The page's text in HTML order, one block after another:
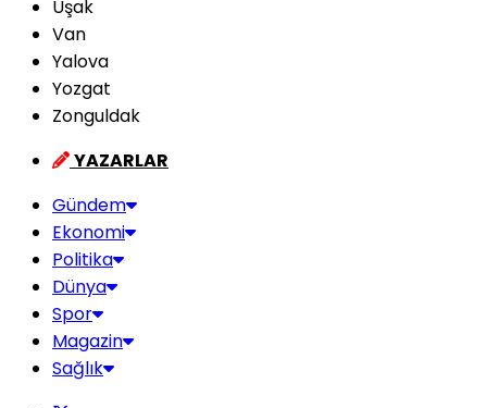
Uşak
Van
Yalova
Yozgat
Zonguldak
YAZARLAR
Gündem
Ekonomi
Politika
Dünya
Spor
Magazin
Sağlık